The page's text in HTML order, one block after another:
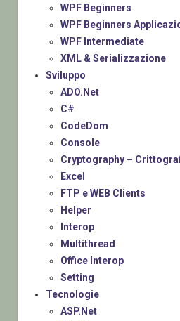
WPF Beginners
WPF Beginners
WPF Intermediate
XML & Serializzazione
Sviluppo
ADO.Net
C#
CodeDom
Console
Cryptography –
Excel
FTP e WEB Clients
Helper
Interop
Multithread
Office Interop
Setting
Tecnologie
ASP.Net